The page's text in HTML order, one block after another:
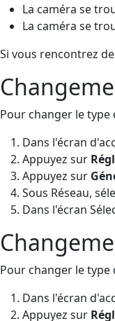
La caméra se
La caméra se
Si vous rencontrez
Pour changer le
Dans l'écran
Appuyez sur
Appuyez sur
Sous Réseau,
Dans l'écran
Pour changer le type
Dans l'écran
Appuyez sur